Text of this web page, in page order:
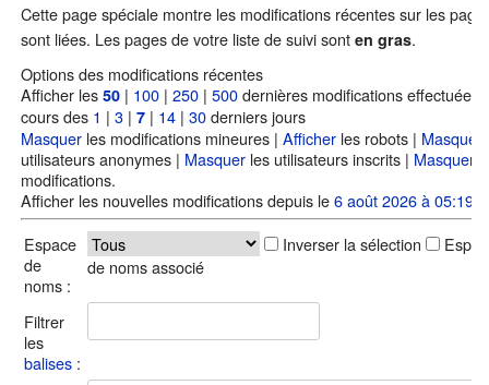
Cette page spéciale montre les modifications récentes sur les
sont liées. Les pages de votre liste de suivi sont en gras.
Options des modifications récentes
Afficher les 50 | 100 | 250 | 500dernières modifications effectuées
cours des 1 | 3 | 7 | 14 | 30derniers jours
Masquer les modifications mineures | Afficher les robots | Masquer
utilisateurs anonymes | Masquer les utilisateurs inscrits | Masquer
modifications.
Afficher les nouvelles modifications depuis le6 août 2026 à 05:19
Espace
de
noms :
Inverser la sélection
de noms associé
Filtrer
les
balises :